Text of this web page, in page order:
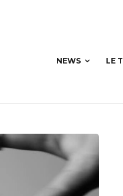
NEWS LE